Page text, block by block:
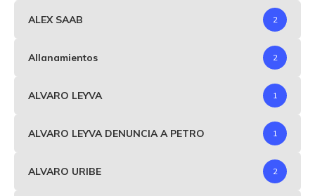
ALEX SAAB 2
Allanamientos 2
ALVARO LEYVA 1
ALVARO LEYVA DENUNCIA A PETRO 1
ALVARO URIBE 2